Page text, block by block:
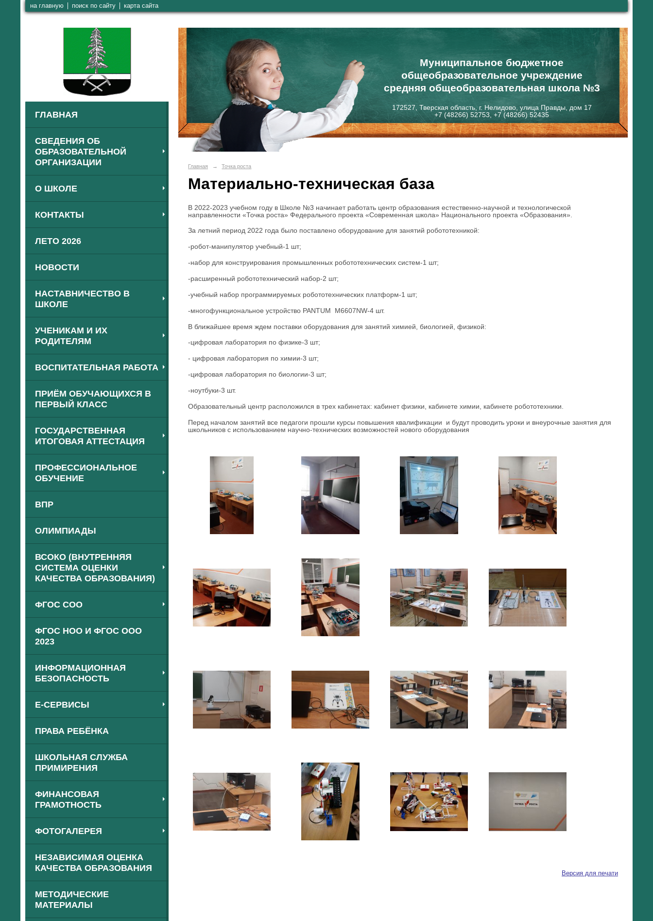
на главную поиск по сайту карта сайта
ГЛАВНАЯ
СВЕДЕНИЯ ОБ
ОБРАЗОВАТЕЛЬНОЙ
ОРГАНИЗАЦИИ
О ШКОЛЕ
КОНТАКТЫ
ЛЕТО 2026
НОВОСТИ
НАСТАВНИЧЕСТВО В
ШКОЛЕ
УЧЕНИКАМ И ИХ
РОДИТЕЛЯМ
ВОСПИТАТЕЛЬНАЯ РАБОТА
ПРИЁМ ОБУЧАЮЩИХСЯ В
ПЕРВЫЙ КЛАСС
ГОСУДАРСТВЕННАЯ
ИТОГОВАЯ АТТЕСТАЦИЯ
ПРОФЕССИОНАЛЬНОЕ
ОБУЧЕНИЕ
ВПР
ОЛИМПИАДЫ
ВСОКО (ВНУТРЕННЯЯ
СИСТЕМА ОЦЕНКИ
КАЧЕСТВА ОБРАЗОВАНИЯ)
ФГОС СОО
ФГОС НОО И ФГОС ООО
2023
ИНФОРМАЦИОННАЯ
БЕЗОПАСНОСТЬ
Е-СЕРВИСЫ
ПРАВА РЕБЁНКА
ШКОЛЬНАЯ СЛУЖБА
ПРИМИРЕНИЯ
ФИНАНСОВАЯ
ГРАМОТНОСТЬ
ФОТОГАЛЕРЕЯ
НЕЗАВИСИМАЯ ОЦЕНКА
КАЧЕСТВА ОБРАЗОВАНИЯ
МЕТОДИЧЕСКИЕ
МАТЕРИАЛЫ
Муниципальное бюджетное
общеобразовательное учреждение
средняя общеобразовательная школа №3
172527, Тверская область, г. Нелидово, улица Правды, дом 17
+7 (48266) 52753, +7 (48266) 52435
Главная → Точка роста
Материально-техническая база
В 2022-2023 учебном году в Школе №3 начинает работать центр образования естественно-научной и технологической
направленности «Точка роста» Федерального проекта «Современная школа» Национального проекта «Образования».
За летний период 2022 года было поставлено оборудование для занятий робототехникой:
-робот-манипулятор учебный-1 шт;
-набор для конструирования промышленных робототехнических систем-1 шт;
-расширенный робототехнический набор-2 шт;
-учебный набор программируемых робототехнических платформ-1 шт;
-многофункциональное устройство PANTUM M6607NW-4 шт.
В ближайшее время ждем поставки оборудования для занятий химией, биологией, физикой:
-цифровая лаборатория по физике-3 шт;
- цифровая лаборатория по химии-3 шт;
-цифровая лаборатория по биологии-3 шт;
-ноутбуки-3 шт.
Образовательный центр расположился в трех кабинетах: кабинет физики, кабинете химии, кабинете робототехники.
Перед началом занятий все педагоги прошли курсы повышения квалификации и будут проводить уроки и внеурочные занятия для
школьников с использованием научно-технических возможностей нового оборудования
Версия для печати